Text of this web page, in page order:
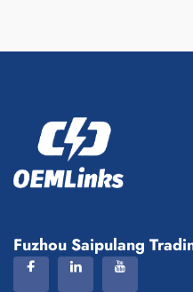
Fuzhou Saipulang